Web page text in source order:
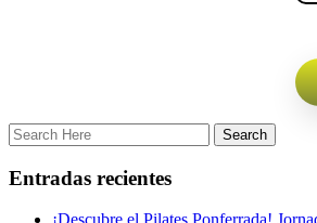
Entradas recientes